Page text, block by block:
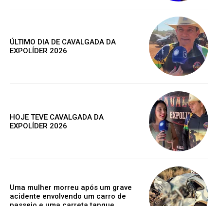
Assine nosso site e tenha acessos
ÚLTIMO DIA DE CAVALGADA DA
EXPOLÍDER 2026
HOJE TEVE CAVALGADA DA
EXPOLÍDER 2026
Uma mulher morreu após um grave
acidente envolvendo um carro de